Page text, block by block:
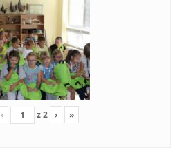
‹ z2 › »